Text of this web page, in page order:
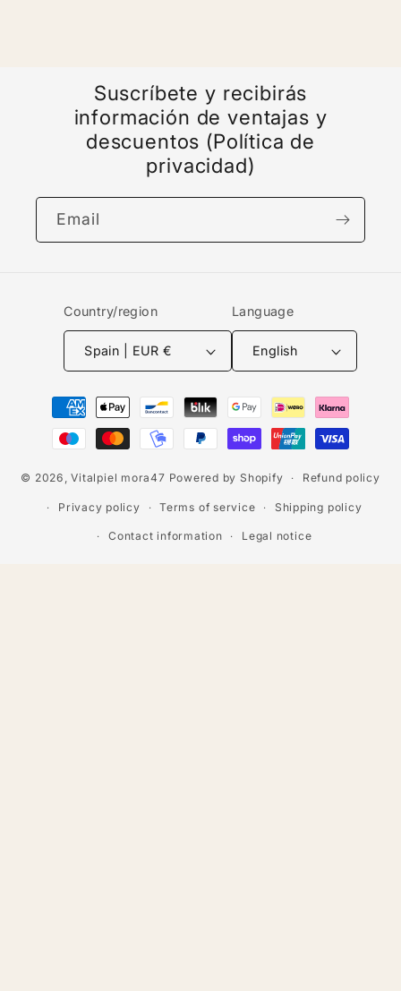
Suscríbete y recibirás
información de ventajas y
descuentos (Política de
privacidad)
Email
Country/region
Spain | EUR €
Language
English
Payment
methods
© 2026,Vitalpiel mora47 Powered by Shopify Refund policy
Privacy policy Terms of service Shipping policy
Contact information Legal notice